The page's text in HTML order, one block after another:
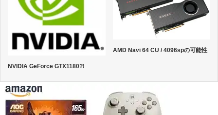
NVIDIA GeForce GTX1180?!
AMD Navi 64 CU / 4096spの可能性